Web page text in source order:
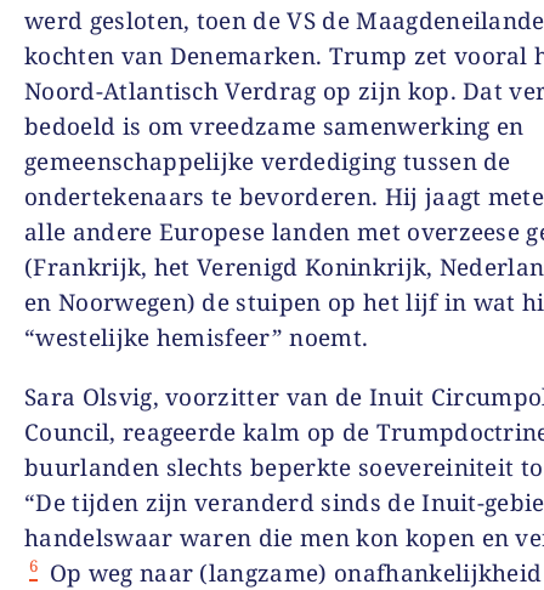
werd gesloten, toen de VS de
kochten van Denemarken. Trump zet vooral
Noord-Atlantisch Verdrag op zijn kop. Dat
bedoeld is om vreedzame samenwerking en
gemeenschappelijke verdediging tussen de
ondertekenaars te bevorderen. Hij jaagt
alle andere Europese landen met overzeese
(Frankrijk, het Verenigd Koninkrijk,
en Noorwegen) de stuipen op het lijf in wat
“westelijke hemisfeer” noemt.
Sara Olsvig, voorzitter van de Inuit
Council, reageerde kalm op de
buurlanden slechts beperkte soevereiniteit
“De tijden zijn veranderd sinds de Inuit-
handelswaar waren die men kon kopen en
6
Op weg naar (langzame) onafhankelijkheid